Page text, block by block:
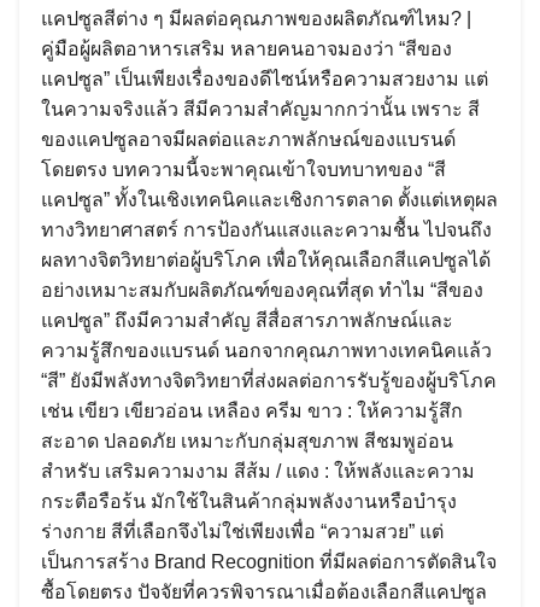
แคปซูลสีต่าง ๆ มีผลต่อคุณภาพของผลิตภัณฑ์ไหม? |
คู่มือผู้ผลิตอาหารเสริม หลายคนอาจมองว่า “สีของ
แคปซูล” เป็นเพียงเรื่องของดีไซน์หรือความสวยงาม แต่
ในความจริงแล้ว สีมีความสำคัญมากกว่านั้น เพราะ สี
ของแคปซูลอาจมีผลต่อและภาพลักษณ์ของแบรนด์
โดยตรง บทความนี้จะพาคุณเข้าใจบทบาทของ “สี
แคปซูล” ทั้งในเชิงเทคนิคและเชิงการตลาด ตั้งแต่เหตุผล
ทางวิทยาศาสตร์ การป้องกันแสงและความชื้น ไปจนถึง
ผลทางจิตวิทยาต่อผู้บริโภค เพื่อให้คุณเลือกสีแคปซูลได้
อย่างเหมาะสมกับผลิตภัณฑ์ของคุณที่สุด ทำไม “สีของ
แคปซูล” ถึงมีความสำคัญ สีสื่อสารภาพลักษณ์และ
ความรู้สึกของแบรนด์ นอกจากคุณภาพทางเทคนิคแล้ว
“สี” ยังมีพลังทางจิตวิทยาที่ส่งผลต่อการรับรู้ของผู้บริโภค
เช่น เขียว เขียวอ่อน เหลือง ครีม ขาว : ให้ความรู้สึก
สะอาด ปลอดภัย เหมาะกับกลุ่มสุขภาพ สีชมพูอ่อน
สำหรับ เสริมความงาม สีส้ม / แดง : ให้พลังและความ
กระตือรือร้น มักใช้ในสินค้ากลุ่มพลังงานหรือบำรุง
ร่างกาย สีที่เลือกจึงไม่ใช่เพียงเพื่อ “ความสวย” แต่
เป็นการสร้าง Brand Recognition ที่มีผลต่อการตัดสินใจ
ซื้อโดยตรง ปัจจัยที่ควรพิจารณาเมื่อต้องเลือกสีแคปซูล